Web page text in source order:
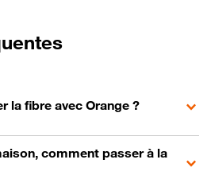
la fibre avec Orange ?
comment passer à la